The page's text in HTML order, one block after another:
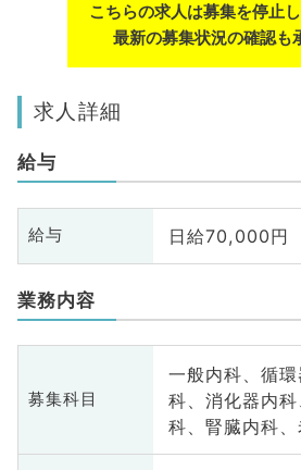
こちらの求人は募集を停止し
最新の募集状況の確認も
求人詳細
給与
給与 日給70,000円
業務内容
募集科目
一般内科、循
科、消化器内
科、腎臓内科